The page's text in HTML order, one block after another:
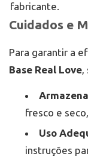
fabricante.
Cuidados e
Para garantir a
Base Real Love,
fresco e
Uso
instruções